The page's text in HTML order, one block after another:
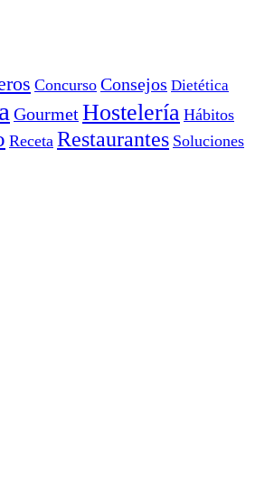
Concurso Consejos Dietética
GourmetHostelería Hábitos
Receta Restaurantes Soluciones